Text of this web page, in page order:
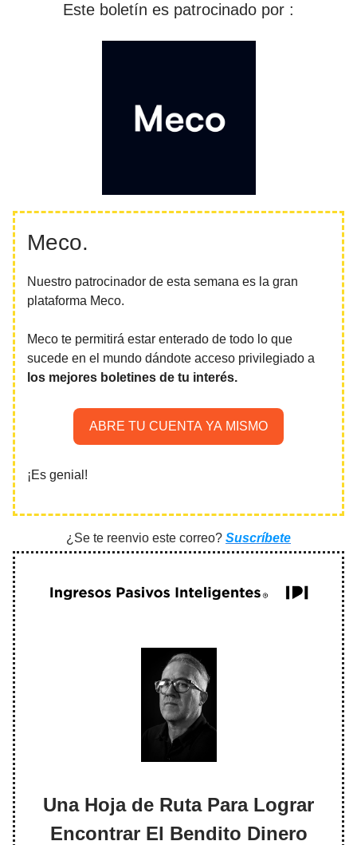
Este boletín es patrocinado por :
Meco.
Nuestro patrocinador de esta semana es la gran
plataforma Meco.
Meco te permitirá estar enterado de todo lo que
sucede en el mundo dándote acceso privilegiado a
los mejores boletines de tu interés.
ABRE TU CUENTA YA MISMO
¡Es genial!
¿Se te reenvio este correo? Suscríbete
Una Hoja de Ruta Para Lograr
Encontrar El Bendito Dinero